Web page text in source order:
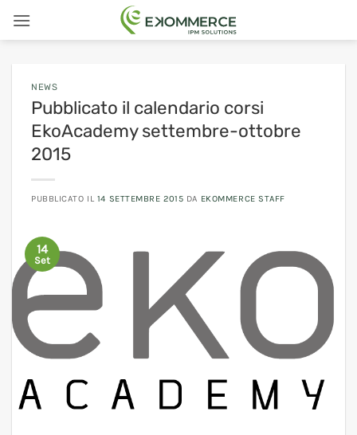
NEWS
Pubblicato il calendario corsi
EkoAcademy settembre-ottobre
2015
PUBBLICATO IL 14 SETTEMBRE 2015 DA EKOMMERCE STAFF
14
Set